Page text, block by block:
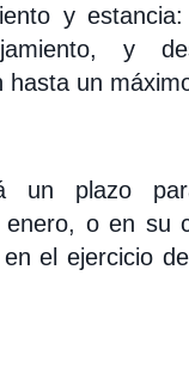
y
y
hasta un
un plazo
o en su
el ejercicio